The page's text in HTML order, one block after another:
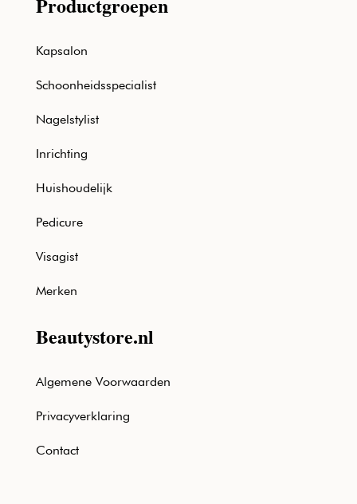
Kapsalon
Schoonheidsspecialist
Nagelstylist
Inrichting
Huishoudelijk
Pedicure
Visagist
Merken
Beautystore.nl
Algemene Voorwaarden
Privacyverklaring
Contact